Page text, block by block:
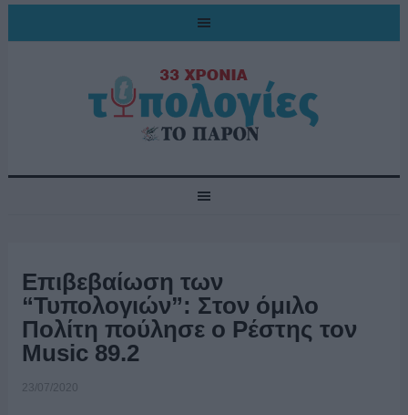
Επιβεβαίωση των
“Τυπολογιών”: Στον όμιλο
Πολίτη πούλησε ο Ρέστης τον
Music 89.2
23/07/2020